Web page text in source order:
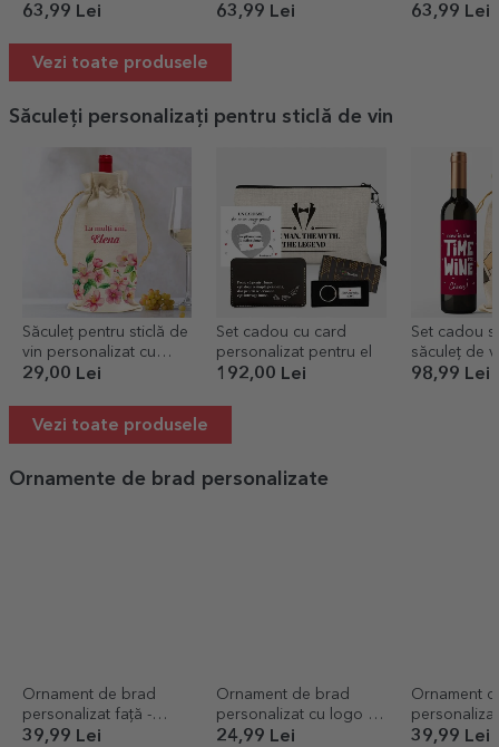
poze și text
63,99 Lei
poză și text
63,99 Lei
poze
63,99 Lei
Vezi toate produsele
Săculeți personalizați pentru sticlă de vin
Săculeț pentru sticlă de
vin personalizat cu
mesaj - Flori
29,00 Lei
Set cadou cu card
personalizat pentru el
192,00 Lei
Set cadou
săculeț de
o'clock
98,99 Lei
Vezi toate produsele
Ornamente de brad personalizate
Ornament de brad
personalizat față -
verso cu logo - model
39,99 Lei
Ornament de brad
personalizat cu logo și
mesaj - model brăduț
24,99 Lei
Ornament
poze -
39,99 Lei